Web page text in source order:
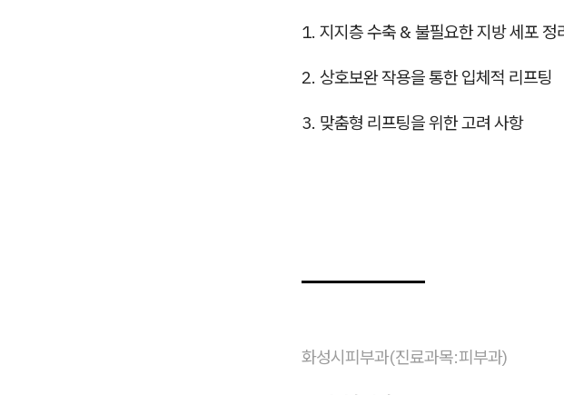
1. 지지층 수축 & 불필요한 지방 세포 정
2. 상호보완 작용을 통한 입체적 리프팅
3. 맞춤형 리프팅을 위한 고려 사항
화성시피부과(진료과목:피부과)